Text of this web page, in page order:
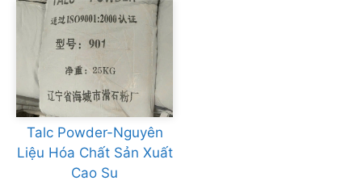
Talc Powder-Nguyên
Liệu Hóa Chất Sản Xuất
Cao Su